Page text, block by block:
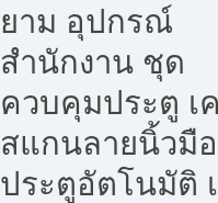
ยาม อุปกรณ์
สำนักงาน ชุด
ควบคุมประตู เ
สแกนลายนิ้วมือ
ประตูอัตโนมัติ